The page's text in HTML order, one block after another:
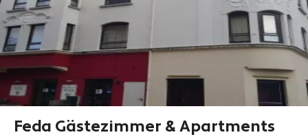
Feda Gästezimmer & Apartments